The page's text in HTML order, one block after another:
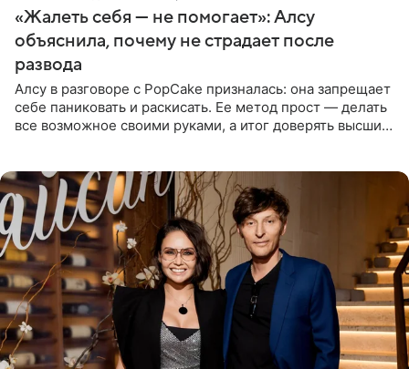
«Жалеть себя — не помогает»: Алсу
объяснила, почему не страдает после
развода
Алсу в разговоре с PopCake призналась: она запрещает
себе паниковать и раскисать. Ее метод прост — делать
все возможное своими руками, а итог доверять высшим